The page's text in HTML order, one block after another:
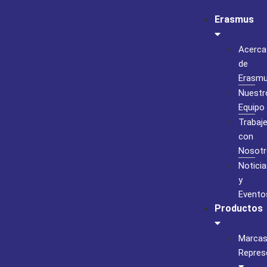
Erasmus
Acerca
de
Equipo
Trabaje
con
y
Productos
Marcas